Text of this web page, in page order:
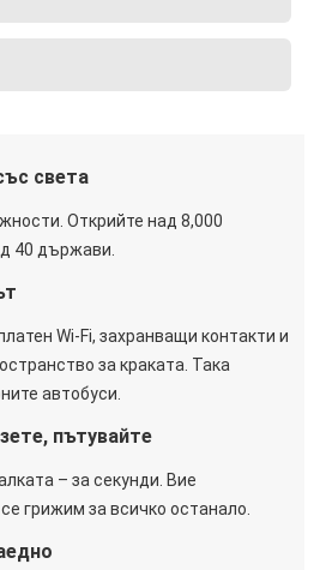
света
Открийте над 8,000
40 държави.
Wi-Fi, захранващи контакти и
за краката. Така
автобуси.
пътувайте
– за секунди. Вие
грижим за всичко останало.